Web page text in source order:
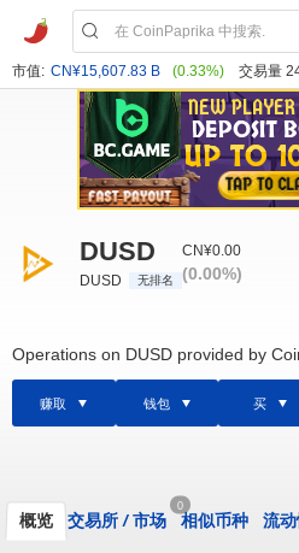
市值: CN¥15,607.83 B (0.33%) 交易量
DUSD
DUSD 无排名
CN¥0.00
(0.00%)
Operations on DUSD provided by
赚取 钱包 买
概览 交易所 /市场
0
相似币种 流